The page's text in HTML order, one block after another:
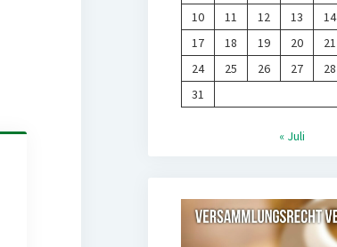
10
11 12 13 14
17
18 19 20 21
24
25 26 27 28
31
« Juli